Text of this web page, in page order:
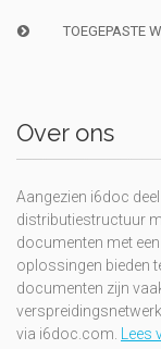
TOEGEPASTE
Over ons
Aangezien i6doc
distributiestructuur
documenten met
oplossingen bieden
documenten zijn
via i6doc.com.
Lees